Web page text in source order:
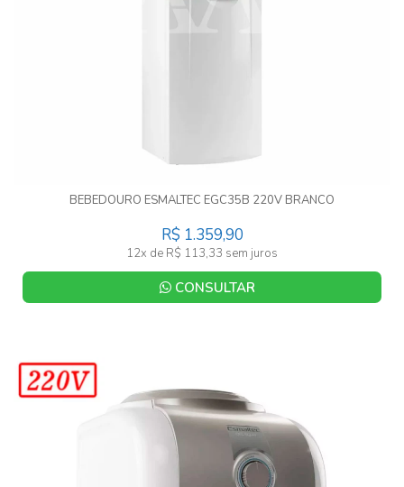
BEBEDOURO ESMALTEC EGC35B 220V BRANCO
R$ 1.359,90
12x de R$ 113,33 sem juros
CONSULTAR